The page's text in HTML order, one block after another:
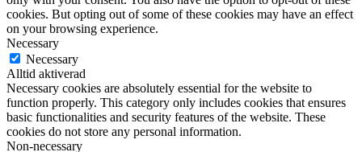
cookies. But opting out of some of these cookies may have an effect
on your browsing experience.
Necessary
Necessary
Alltid aktiverad
Necessary cookies are absolutely essential for the website to
function properly. This category only includes cookies that ensures
basic functionalities and security features of the website. These
cookies do not store any personal information.
Non-necessary